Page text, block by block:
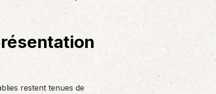
Solutions informatiques
Notre volonté de renforcer l’autonomie
de nos adhérents dans la tenue de leur
comptabilité et le…
restent tenues de